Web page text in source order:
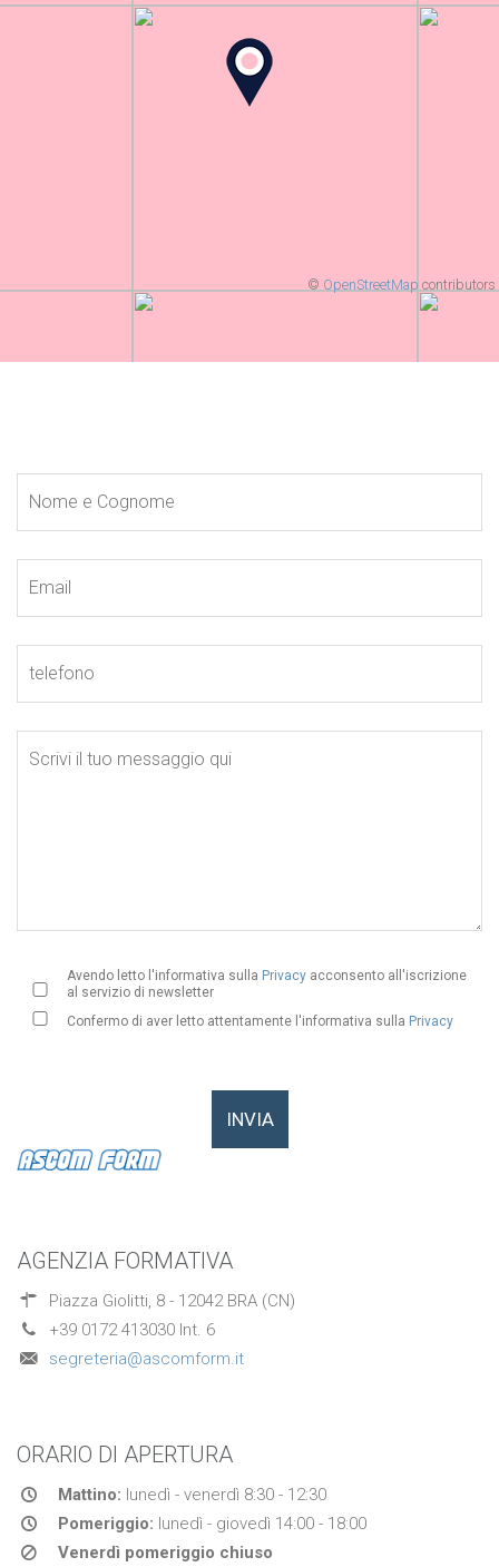
© OpenStreetMap contributors
Avendo letto l'informativa sulla Privacyacconsento all'iscrizione
al servizio di newsletter
Confermo di aver letto attentamente l'informativa sulla Privacy
AGENZIA FORMATIVA
Piazza Giolitti, 8 - 12042 BRA (CN)
+39 0172 413030 Int. 6
segreteria@ascomform.it
ORARIO DI APERTURA
Mattino: lunedì - venerdì 8:30 - 12:30
Pomeriggio: lunedì - giovedì 14:00 - 18:00
Venerdì pomeriggio chiuso